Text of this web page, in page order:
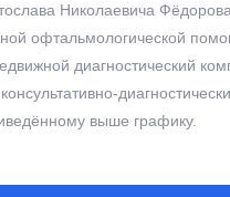
Николаевича
офтальмологической
диагностический
выше графику.